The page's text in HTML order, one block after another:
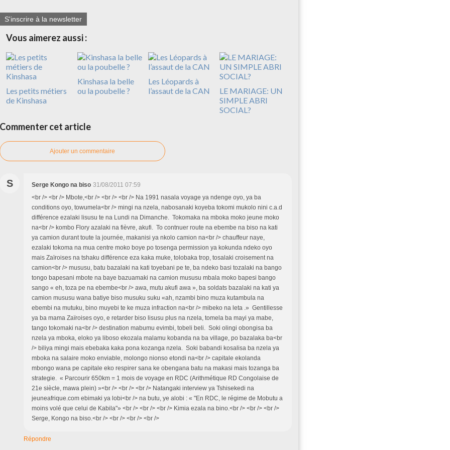
S'inscrire à la newsletter
Vous aimerez aussi :
Les petits métiers
de Kinshasa
Kinshasa la belle
ou la poubelle ?
Les Léopards à
l’assaut de la CAN
LE MARIAGE: UN
SIMPLE ABRI
SOCIAL?
Commenter cet article
Ajouter un commentaire
S Serge Kongo na biso 31/08/2011 07:59
<br /> <br /> Mbote,<br /> <br /> <br /> Na 1991 nasala voyage ya ndenge oyo, ya ba
conditions oyo, towumela<br /> mingi na nzela, nabosanaki koyeba tokomi mukolo nini c.a.d
différence ezalaki lisusu te na Lundi na Dimanche. Tokomaka na mboka moko jeune moko
na<br /> kombo Flory azalaki na fièvre, akufi. To contnuer route na ebembe na biso na kati
ya camion durant toute la journée, makanisi ya nkolo camion na<br /> chauffeur naye,
ezalaki tokoma na mua centre moko boye po tosenga permission ya kokunda ndeko oyo
mais Zaïroises na tshaku différence eza kaka muke, tolobaka trop, tosalaki croisement na
camion<br /> mususu, batu bazalaki na kati toyebani pe te, ba ndeko basi tozalaki na bango
tongo bapesani mbote na baye bazuamaki na camion mususu mbala moko bapesi bango
sango « eh, toza pe na ebembe<br /> awa, mutu akufi awa », ba soldats bazalaki na kati ya
camion mususu wana batiye biso musuku suku «ah, nzambi bino muza kutambula na
ebembi na mutuku, bino muyebi te ke muza infraction na<br /> mibeko na leta .» Gentillesse
ya ba mama Zaïroises oyo, e retarder biso lisusu plus na nzela, tomela ba mayi ya mabe,
tango tokomaki na<br /> destination mabumu evimbi, tobeli beli. Soki olingi obongisa ba
nzela ya mboka, eloko ya liboso ekozala malamu kobanda na ba village, po bazalaka ba<br
/> biliya mingi mais ebebaka kaka pona kozanga nzela. Soki babandi kosalisa ba nzela ya
mboka na salaire moko enviable, molongo nionso etondi na<br /> capitale ekolanda
mbongo wana pe capitale eko respirer sana ke obengana batu na makasi mais tozanga ba
strategie. « Parcourir 650km = 1 mois de voyage en RDC (Arithmétique RD Congolaise de
21e siècle, mawa plein) »<br /> <br /> <br /> Natangaki interview ya Tshisekedi na
jeuneafrique.com ebimaki ya lobi<br /> na butu, ye alobi : « "En RDC, le régime de Mobutu a
moins volé que celui de Kabila"» <br /> <br /> <br /> Kimia ezala na bino.<br /> <br /> <br />
Serge, Kongo na biso.<br /> <br /> <br /> <br />
Répondre